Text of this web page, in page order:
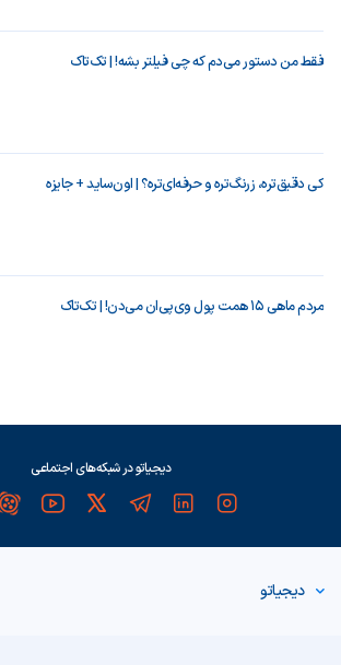
فقط من دستور می‌دم که چی فیلتر بشه! | تک‌تاک
کی دقیق‌تره، زرنگ‌تره و حرفه‌ای‌تره؟ | اون‌ساید + جایزه
مردم ماهی ۱۵ همت پول وی‌پی‌ان می‌دن! | تک‌تاک
دیجیاتو در شبکه‌های اجتماعی
دیجیاتو